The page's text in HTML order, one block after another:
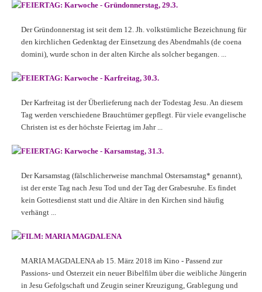
FEIERTAG: Karwoche - Gründonnerstag, 29.3.
Der Gründonnerstag ist seit dem 12. Jh. volkstümliche Bezeichnung für
den kirchlichen Gedenktag der Einsetzung des Abendmahls (de coena
domini), wurde schon in der alten Kirche als solcher begangen. ...
FEIERTAG: Karwoche - Karfreitag, 30.3.
Der Karfreitag ist der Überlieferung nach der Todestag Jesu. An diesem
Tag werden verschiedene Brauchtümer gepflegt. Für viele evangelische
Christen ist es der höchste Feiertag im Jahr ...
FEIERTAG: Karwoche - Karsamstag, 31.3.
Der Karsamstag (fälschlicherweise manchmal Ostersamstag* genannt),
ist der erste Tag nach Jesu Tod und der Tag der Grabesruhe. Es findet
kein Gottesdienst statt und die Altäre in den Kirchen sind häufig
verhängt ...
FILM: MARIA MAGDALENA
MARIA MAGDALENA ab 15. März 2018 im Kino - Passend zur
Passions- und Osterzeit ein neuer Bibelfilm über die weibliche Jüngerin
in Jesu Gefolgschaft und Zeugin seiner Kreuzigung, Grablegung und